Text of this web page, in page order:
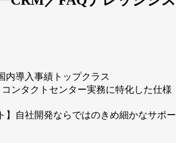
内導入事績トップクラス
コンタクトセンター実務に特化した仕様
】自社開発ならではのきめ細かなサポー